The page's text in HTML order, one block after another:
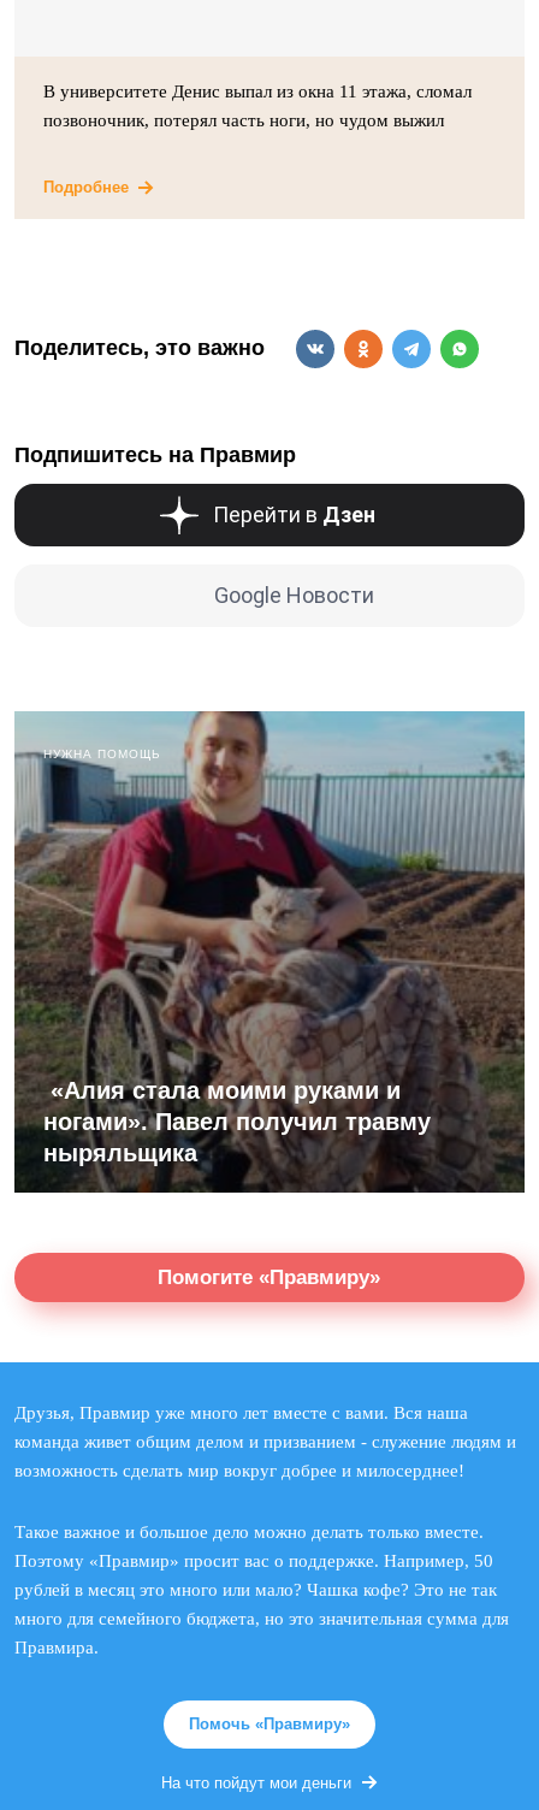
В университете Денис выпал из окна 11 этажа, сломал
позвоночник, потерял часть ноги, но чудом выжил
Подробнее
Поделитесь, это важно
Подпишитесь на Правмир
Перейти в Дзен
Google Новости
НУЖНА ПОМОЩЬ
«Алия стала моими руками и
ногами». Павел получил травму
ныряльщика
Помогите «Правмиру»
Друзья, Правмир уже много лет вместе с вами. Вся наша
команда живет общим делом и призванием - служение людям и
возможность сделать мир вокруг добрее и милосерднее!
Такое важное и большое дело можно делать только вместе.
Поэтому «Правмир» просит вас о поддержке. Например, 50
рублей в месяц это много или мало? Чашка кофе? Это не так
много для семейного бюджета, но это значительная сумма для
Правмира.
Помочь «Правмиру»
На что пойдут мои деньги